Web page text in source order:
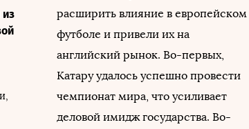
расширить влияние в европейском
футболе и привели их на
английский рынок. Во-первых,
Катару удалось успешно провести
чемпионат мира, что усиливает
деловой имидж государства. Во-